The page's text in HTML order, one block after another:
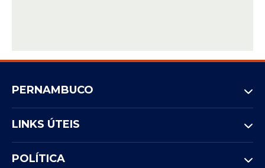
PERNAMBUCO
LINKS ÚTEIS
POLÍTICA